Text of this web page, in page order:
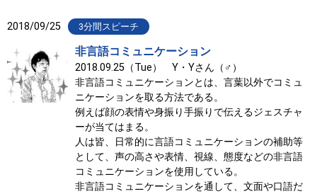
2018/09/25 3分間スピーチ
非言語コミュニケーション
2018.09.25（Tue） Y・Yさん（♂）
非言語コミュニケーションとは、言葉以外でコミュ
ニケーションを取る方法である。
例えば顔の表情や身振り手振りで伝えるジェスチャ
ーが当てはまる。
人は皆、日常的に言語コミュニケーションの補助等
として、声の高さや表情、視線、態度などの非言語
コミュニケーションを使用している。
非言語コミュニケーションを通して、文面や口語だ